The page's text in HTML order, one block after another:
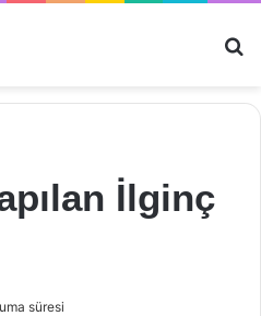
İlginç
süresi